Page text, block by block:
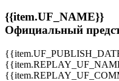
{{item.UF_NAME}}
Официальный